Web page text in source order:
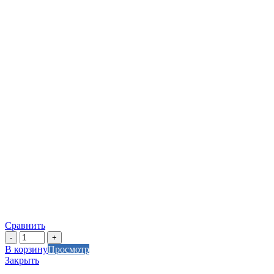
Сравнить
Количество
товара
Переходной
угольник
В корзинуПросмотр
Закрыть